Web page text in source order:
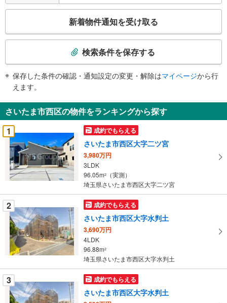
検
知
を
受
け
取
る
・
条
件
を
マ
イ
ペ
ー
に
保
存
新着物件通知を受け取る
検索条件を保存する
保存した条件の確認・通知設定の変更・解除はマイページから行
えます。
さいたま市西区の物件をランキングから探す
1
成約でもらえる
さいたま市西区大字二ツ宮
3,980万円
3LDK
96.05m2
（実測）
埼玉県さいたま市西区大字二ツ宮
2 成約でもらえる
さいたま市西区大字水判土
3,690万円
4LDK
96.88m2
埼玉県さいたま市西区大字水判土
3 成約でもらえる
さいたま市西区大字水判土